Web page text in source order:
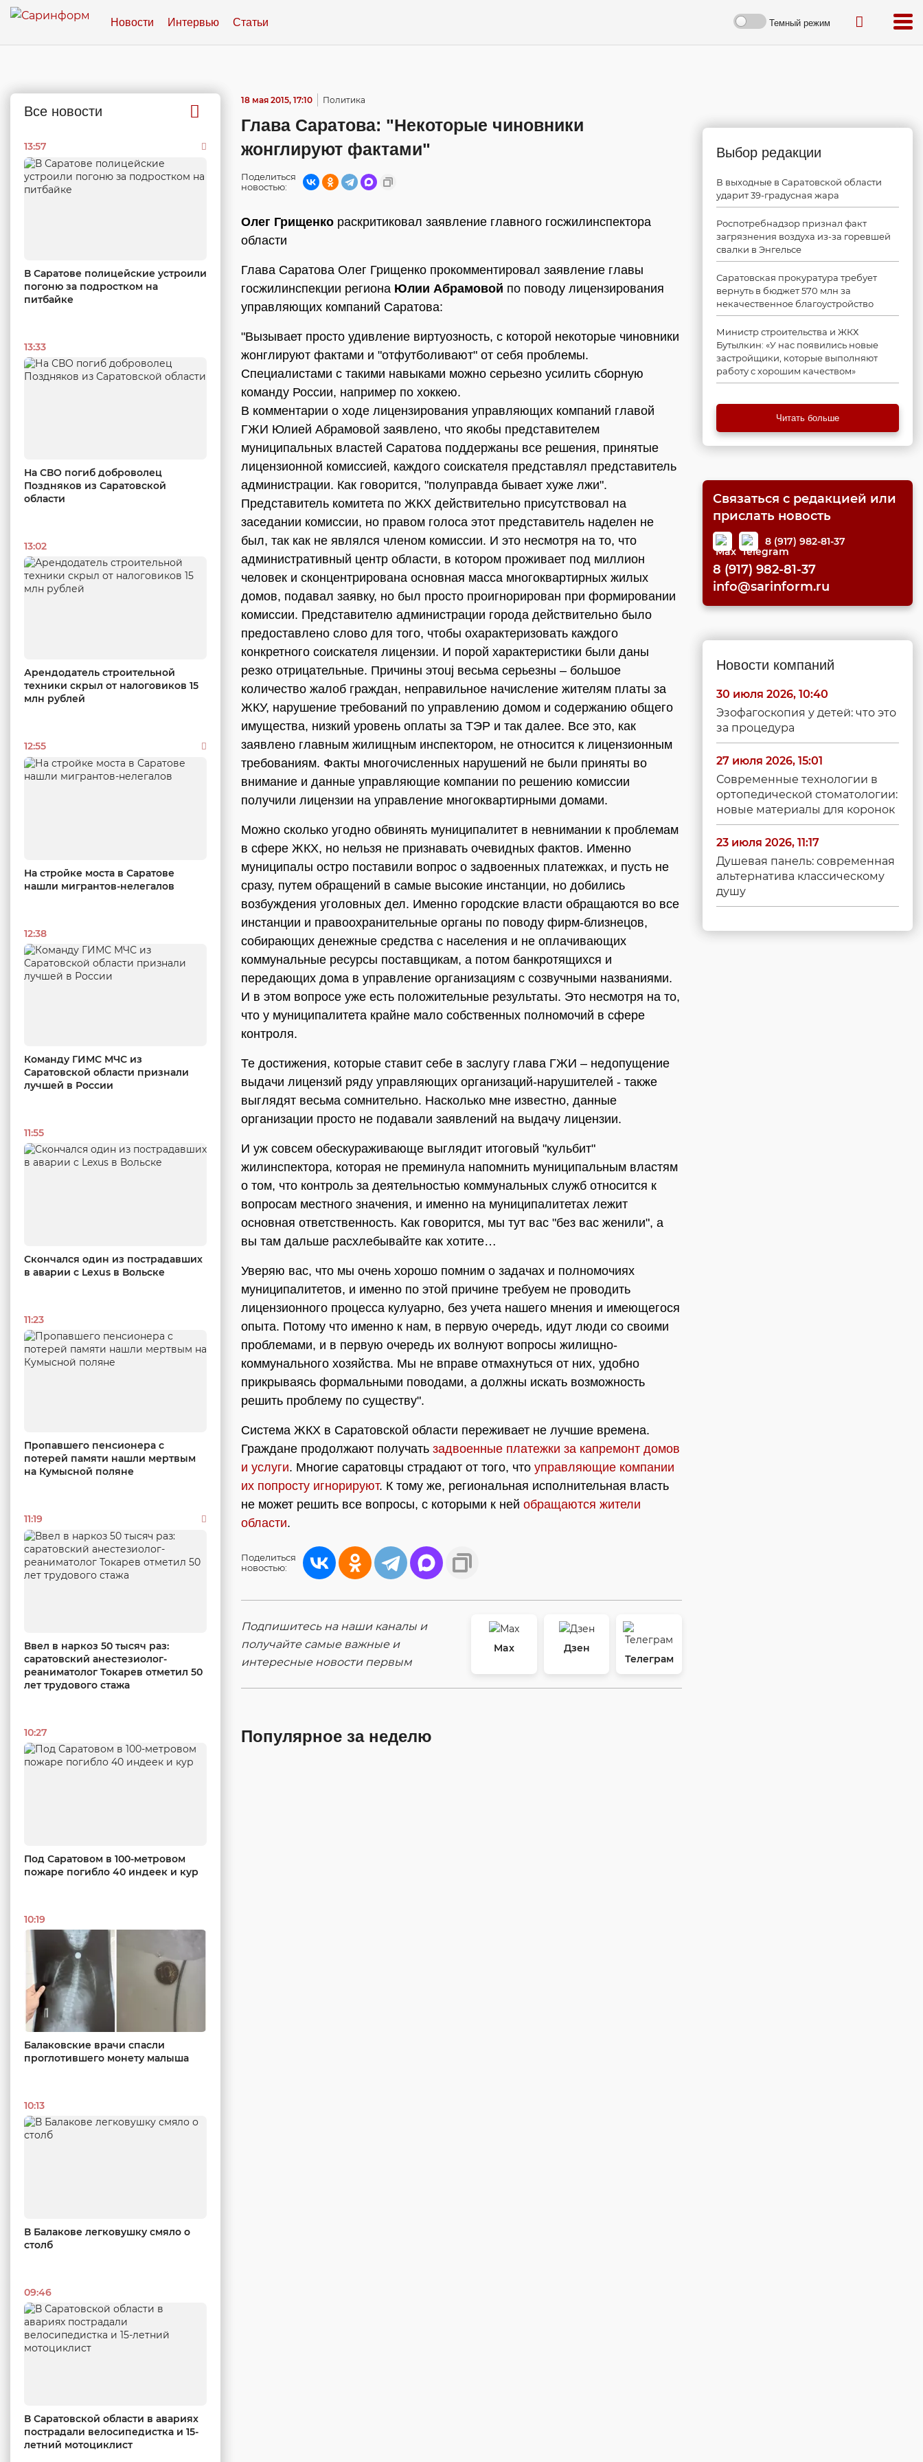
Новости Интервью Статьи Темный режим
Все новости
13:57
В Саратове полицейские устроили
погоню за подростком на
питбайке
13:33
На СВО погиб доброволец
Поздняков из Саратовской
области
13:02
Арендодатель строительной
техники скрыл от налоговиков 15
млн рублей
12:55
На стройке моста в Саратове
нашли мигрантов-нелегалов
12:38
Команду ГИМС МЧС из
Саратовской области признали
лучшей в России
11:55
Скончался один из пострадавших
в аварии c Lexus в Вольске
11:23
Пропавшего пенсионера с
потерей памяти нашли мертвым
на Кумысной поляне
11:19
Ввел в наркоз 50 тысяч раз:
саратовский анестезиолог-
реаниматолог Токарев отметил 50
лет трудового стажа
10:27
Под Саратовом в 100-метровом
пожаре погибло 40 индеек и кур
10:19
Балаковские врачи спасли
проглотившего монету малыша
10:13
В Балакове легковушку смяло о
столб
09:46
В Саратовской области в авариях
пострадали велосипедистка и 15-
летний мотоциклист
18 мая 2015, 17:10 Политика
Глава Саратова: "Некоторые чиновники
жонглируют фактами"
Поделиться
новостью:
Олег Грищенко раскритиковал заявление главного госжилинспектора
области
Глава Саратова Олег Грищенко прокомментировал заявление главы
госжилинспекции региона Юлии Абрамовой по поводу лицензирования
управляющих компаний Саратова:
"Вызывает просто удивление виртуозность, с которой некоторые чиновники
жонглируют фактами и "отфутболивают" от себя проблемы.
Специалистами с такими навыками можно серьезно усилить сборную
команду России, например по хоккею.
В комментарии о ходе лицензирования управляющих компаний главой
ГЖИ Юлией Абрамовой заявлено, что якобы представителем
муниципальных властей Саратова поддержаны все решения, принятые
лицензионной комиссией, каждого соискателя представлял представитель
администрации. Как говорится, "полуправда бывает хуже лжи".
Представитель комитета по ЖКХ действительно присутствовал на
заседании комиссии, но правом голоса этот представитель наделен не
был, так как не являлся членом комиссии. И это несмотря на то, что
административный центр области, в котором проживает под миллион
человек и сконцентрирована основная масса многоквартирных жилых
домов, подавал заявку, но был просто проигнорирован при формировании
комиссии. Представителю администрации города действительно было
предоставлено слово для того, чтобы охарактеризовать каждого
конкретного соискателя лицензии. И порой характеристики были даны
резко отрицательные. Причины этоuj весьма серьезны – большое
количество жалоб граждан, неправильное начисление жителям платы за
ЖКУ, нарушение требований по управлению домом и содержанию общего
имущества, низкий уровень оплаты за ТЭР и так далее. Все это, как
заявлено главным жилищным инспектором, не относится к лицензионным
требованиям. Факты многочисленных нарушений не были приняты во
внимание и данные управляющие компании по решению комиссии
получили лицензии на управление многоквартирными домами.
Можно сколько угодно обвинять муниципалитет в невнимании к проблемам
в сфере ЖКХ, но нельзя не признавать очевидных фактов. Именно
муниципалы остро поставили вопрос о задвоенных платежках, и пусть не
сразу, путем обращений в самые высокие инстанции, но добились
возбуждения уголовных дел. Именно городские власти обращаются во все
инстанции и правоохранительные органы по поводу фирм-близнецов,
собирающих денежные средства с населения и не оплачивающих
коммунальные ресурсы поставщикам, а потом банкротящихся и
передающих дома в управление организациям с созвучными названиями.
И в этом вопросе уже есть положительные результаты. Это несмотря на то,
что у муниципалитета крайне мало собственных полномочий в сфере
контроля.
Те достижения, которые ставит себе в заслугу глава ГЖИ – недопущение
выдачи лицензий ряду управляющих организаций-нарушителей - также
выглядят весьма сомнительно. Насколько мне известно, данные
организации просто не подавали заявлений на выдачу лицензии.
И уж совсем обескураживающе выглядит итоговый "кульбит"
жилинспектора, которая не преминула напомнить муниципальным властям
о том, что контроль за деятельностью коммунальных служб относится к
вопросам местного значения, и именно на муниципалитетах лежит
основная ответственность. Как говорится, мы тут вас "без вас женили", а
вы там дальше расхлебывайте как хотите…
Уверяю вас, что мы очень хорошо помним о задачах и полномочиях
муниципалитетов, и именно по этой причине требуем не проводить
лицензионного процесса кулуарно, без учета нашего мнения и имеющегося
опыта. Потому что именно к нам, в первую очередь, идут люди со своими
проблемами, и в первую очередь их волнуют вопросы жилищно-
коммунального хозяйства. Мы не вправе отмахнуться от них, удобно
прикрываясь формальными поводами, а должны искать возможность
решить проблему по существу".
Система ЖКХ в Саратовской области переживает не лучшие времена.
Граждане продолжают получать задвоенные платежки за капремонт домов
и услуги. Многие саратовцы страдают от того, что управляющие компании
их попросту игнорируют. К тому же, региональная исполнительная власть
не может решить все вопросы, с которыми к ней обращаются жители
области.
Поделиться
новостью:
Подпишитесь на наши каналы и
получайте самые важные и
интересные новости первым
Max
Дзен
Телеграм
Популярное за неделю
Выбор редакции
В выходные в Саратовской области
ударит 39-градусная жара
Роспотребнадзор признал факт
загрязнения воздуха из-за горевшей
свалки в Энгельсе
Саратовская прокуратура требует
вернуть в бюджет 570 млн за
некачественное благоустройство
Министр строительства и ЖКХ
Бутылкин: «У нас появились новые
застройщики, которые выполняют
работу с хорошим качеством»
Читать больше
Связаться с редакцией или
прислать новость
8 (917) 982-81-37
8 (917) 982-81-37
info@sarinform.ru
Новости компаний
30 июля 2026, 10:40
Эзофагоскопия у детей: что это
за процедура
27 июля 2026, 15:01
Современные технологии в
ортопедической стоматологии:
новые материалы для коронок
23 июля 2026, 11:17
Душевая панель: современная
альтернатива классическому
душу